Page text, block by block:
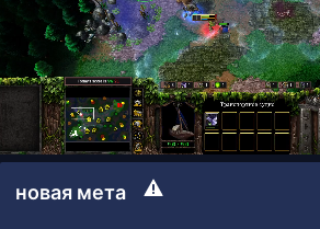
новая мета